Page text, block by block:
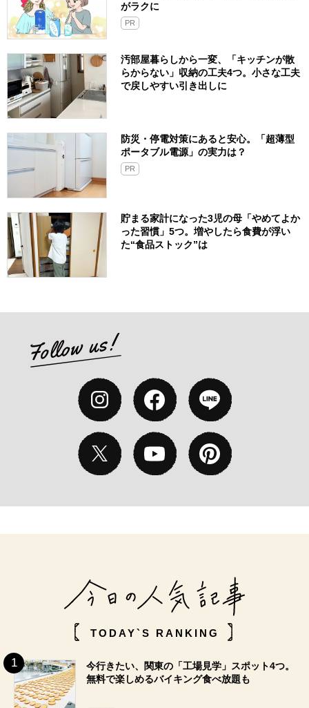
がラクに
PR
汚部屋暮らしから一変、「キッチンが散
らからない」収納の工夫4つ。小さな工夫
で戻しやすい引き出しに
防災・停電対策にあると安心。「超薄型
ポータブル電源」の実力は？​
PR
貯まる家計になった3児の母「やめてよか
った習慣」5つ。増やしたら食費が浮い
た“食品ストック”は
TODAY`S RANKING
今行きたい、関東の「工場見学」スポット4つ。
無料で楽しめるバイキング食べ放題も